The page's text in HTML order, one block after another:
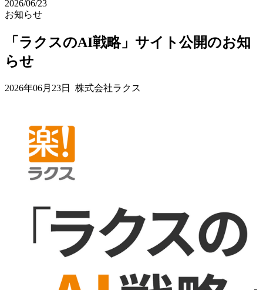
2026/06/23
お知らせ
「ラクスのAI戦略」サイト公開のお知
らせ
2026年06月23日 株式会社ラクス